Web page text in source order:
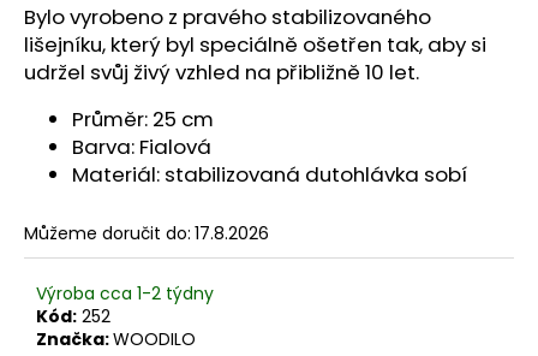
Bylo vyrobeno z pravého stabilizovaného
lišejníku, který byl speciálně ošetřen tak, aby si
udržel svůj živý vzhled na přibližně 10 let.
Průměr: 25 cm
Barva: Fialová
Materiál: stabilizovaná dutohlávka sobí
Můžeme doručit do: 17.8.2026
Výroba cca 1-2 týdny
Kód: 252
Značka:WOODILO
HLEDAT
p
o
u
č